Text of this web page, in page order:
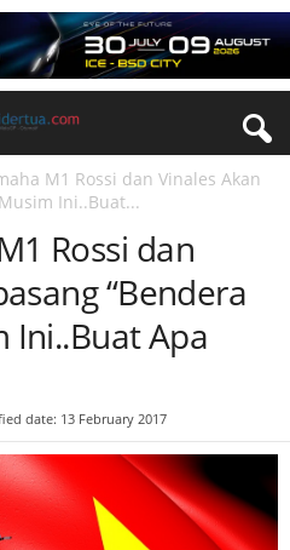
M1 Rossi dan Vinales Akan
Ini..Buat...
Rossi dan
“Bendera
Ini..Buat Apa
date: 13 February 2017